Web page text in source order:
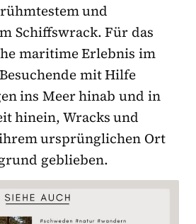
und
Schiffswrack. Für das
maritime Erlebnis im
mit Hilfe
ins Meer hinab und in
hinein, Wracks und
ursprünglichen Ort
geblieben.